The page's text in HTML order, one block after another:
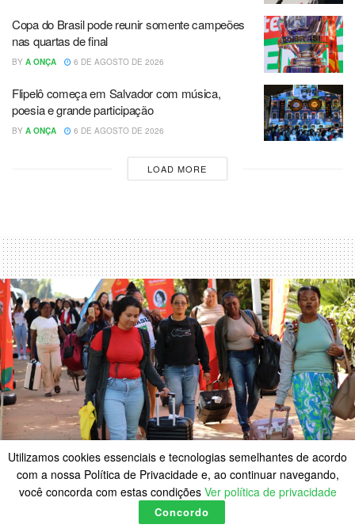
Copa do Brasil pode reunir somente campeões
nas quartas de final
BY A ONÇA 6 DE AGOSTO DE 2026
Flipelô começa em Salvador com música,
poesia e grande participação
BY A ONÇA 6 DE AGOSTO DE 2026
LOAD MORE
No DF, 500 mulheres
Utilizamos cookies essenciais e tecnologias semelhantes de acordo
com a nossa Política de Privacidade e, ao continuar navegando,
você concorda com estas condições Ver política de privacidade
Concordo